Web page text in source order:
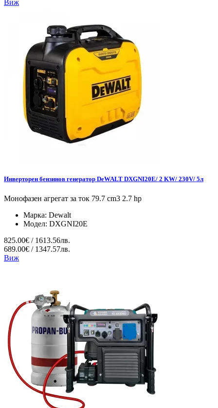
Виж
Инверторен бензинов генератор DeWALT DXGNI20E/ 2 KW/ 230V/ 5л
Монофазен агрегат за ток 79.7 cm3 2.7 hp
Марка: Dewalt
Модел: DXGNI20E
825.00€ / 1613.56лв.
689.00€ / 1347.57лв.
Виж